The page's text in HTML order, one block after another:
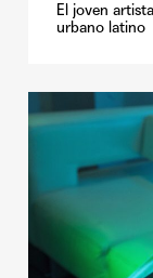
El joven
urbano latino